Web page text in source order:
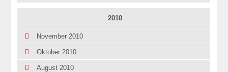
2010
November 2010
Oktober 2010
August 2010